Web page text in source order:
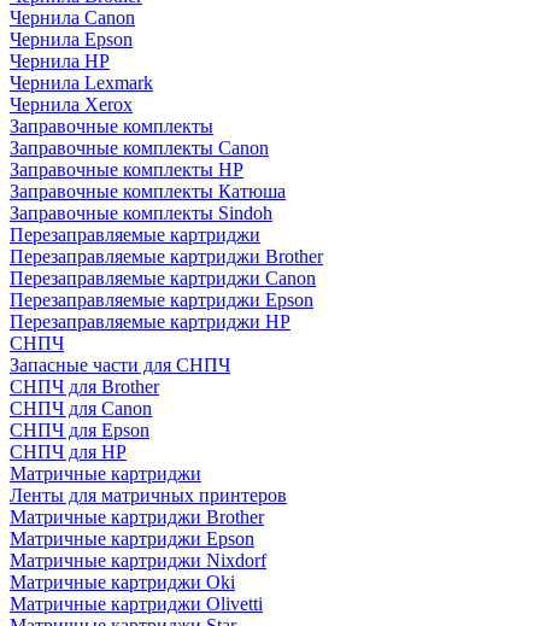
Чернила Canon
Чернила Epson
Чернила HP
Чернила Lexmark
Чернила Xerox
Заправочные комплекты
Заправочные комплекты Canon
Заправочные комплекты HP
Заправочные комплекты Катюша
Заправочные комплекты Sindoh
Перезаправляемые картриджи
Перезаправляемые картриджи Brother
Перезаправляемые картриджи Canon
Перезаправляемые картриджи Epson
Перезаправляемые картриджи HP
СНПЧ
Запасные части для СНПЧ
СНПЧ для Brother
СНПЧ для Canon
СНПЧ для Epson
СНПЧ для HP
Матричные картриджи
Ленты для матричных принтеров
Матричные картриджи Brother
Матричные картриджи Epson
Матричные картриджи Nixdorf
Матричные картриджи Oki
Матричные картриджи Olivetti